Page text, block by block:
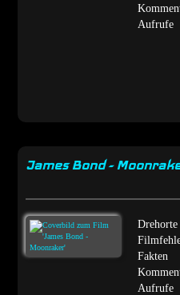
Aufrufe
James Bond -
Drehorte
Fakten
Aufrufe